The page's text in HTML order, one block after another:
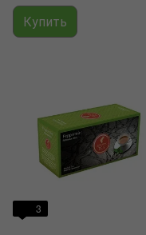
Купить
3